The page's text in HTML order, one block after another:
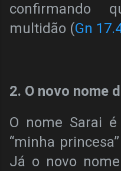
confirmando
multidão (Gn
2. O novo nome
O nome Sarai
“minha
Já o novo